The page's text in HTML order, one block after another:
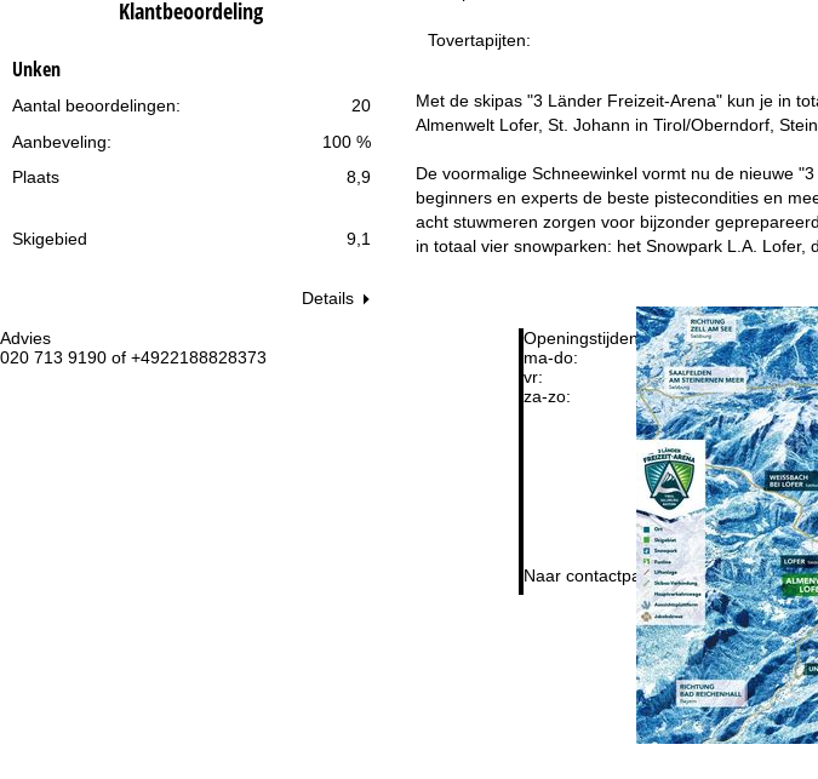
Advies
020 713 9190 of +4922188828373
Openingstijden
ma-do:
09:00-17:00
vr:
09:00-14:00
za-zo:
gesloten
Naar contactpagina
Klantbeoordeling
Unken
20
Aantal beoordelingen:
100 %
Aanbeveling:
Plaats
8,9
Skigebied 9,1
Details
a
Tovertapijten:
Met de skipas "3 Länder Freizeit-Arena" kun je in
Almenwelt Lofer, St. Johann in Tirol/Oberndorf,
De voormalige Schneewinkel vormt nu de nieuwe
beginners en experts de beste pistecondities en
acht stuwmeren zorgen voor bijzonder
in totaal vier snowparken: het Snowpark L.A. Lofer,